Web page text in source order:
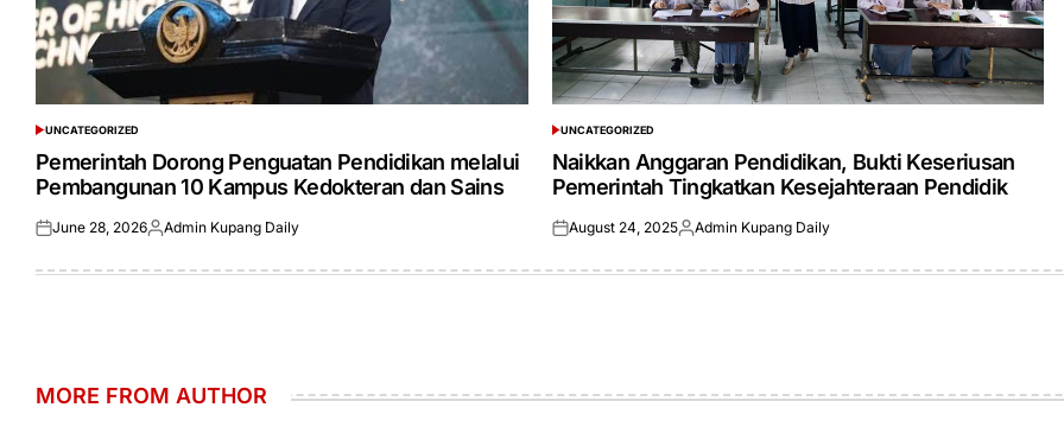
POSTED
IN
UNCATEGORIZED
Pemerintah Dorong Penguatan Pendidikan melalui
Pembangunan 10 Kampus Kedokteran dan Sains
Posted
June 28, 2026Posted
Admin Kupang Daily
POSTED
IN
UNCATEGORIZED
Naikkan Anggaran Pendidikan, Bukti Keseriusan
Pemerintah Tingkatkan Kesejahteraan Pendidik
Posted
August 24, 2025Posted
Admin Kupang Daily
MORE FROM AUTHOR